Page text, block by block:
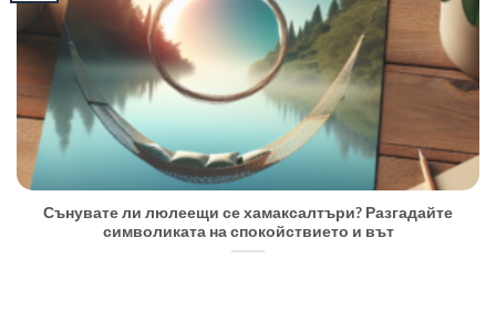
Сънувате ли люлеещи се хамаксалтъри? Разгадайте
символиката на спокойствието и вът